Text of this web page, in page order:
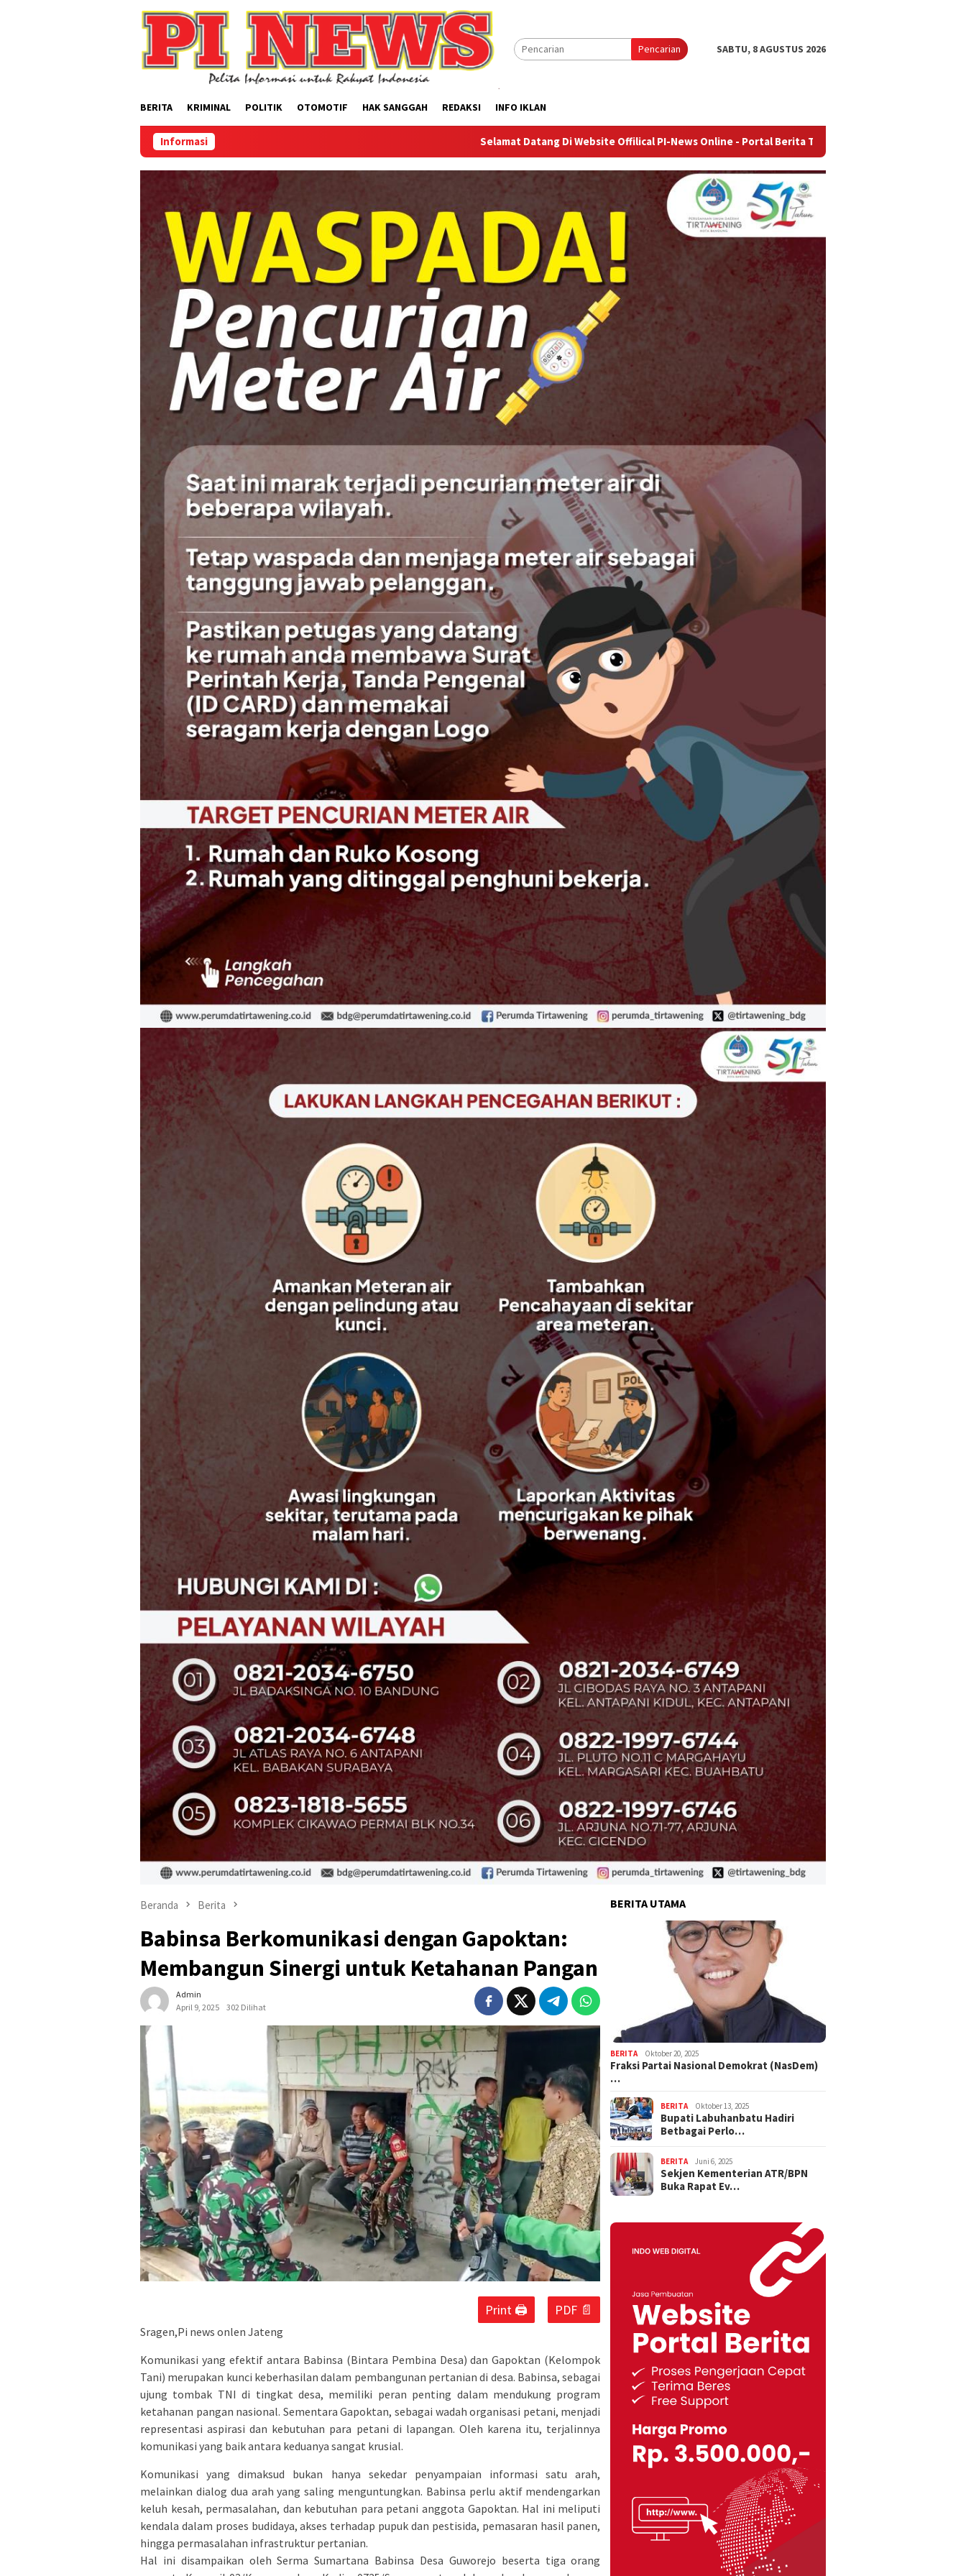
Pencarian
SABTU, 8 AGUSTUS 2026
BERITA KRIMINAL POLITIK OTOMOTIF HAK SANGGAH REDAKSI INFO IKLAN
Informasi Selamat Datang Di Website Offilical PI-News Online - Portal Berita Terupdate & Terpercaya
Beranda Berita
Babinsa Berkomunikasi dengan Gapoktan:
Membangun Sinergi untuk Ketahanan Pangan
Admin
April 9, 2025
302 Dilihat
Print 🖨 PDF 📄
Sragen,Pi news onlen Jateng
Komunikasi yang efektif antara Babinsa (Bintara Pembina Desa) dan Gapoktan (Kelompok
Tani) merupakan kunci keberhasilan dalam pembangunan pertanian di desa. Babinsa, sebagai
ujung tombak TNI di tingkat desa, memiliki peran penting dalam mendukung program
ketahanan pangan nasional. Sementara Gapoktan, sebagai wadah organisasi petani, menjadi
representasi aspirasi dan kebutuhan para petani di lapangan. Oleh karena itu, terjalinnya
komunikasi yang baik antara keduanya sangat krusial.
Komunikasi yang dimaksud bukan hanya sekedar penyampaian informasi satu arah,
melainkan dialog dua arah yang saling menguntungkan. Babinsa perlu aktif mendengarkan
keluh kesah, permasalahan, dan kebutuhan para petani anggota Gapoktan. Hal ini meliputi
kendala dalam proses budidaya, akses terhadap pupuk dan pestisida, pemasaran hasil panen,
hingga permasalahan infrastruktur pertanian.
Hal ini disampaikan oleh Serma Sumartana Babinsa Desa Guworejo beserta tiga orang
BERITA UTAMA
BERITA Oktober 20, 2025
Fraksi Partai Nasional Demokrat (NasDem)
…
BERITA Oktober 13, 2025
Bupati Labuhanbatu Hadiri
Betbagai Perlo…
BERITA Juni 6, 2025
Sekjen Kementerian ATR/BPN
Buka Rapat Ev…